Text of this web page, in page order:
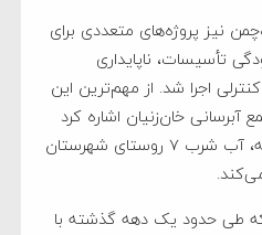
نیز پروژه‌های متعددی برای
تأسیسات، ناپایداری
اجرا شد. از مهم‌ترین این
آبرسانی خان‌زنیان اشاره کرد
که علاوه بر ۱۷ روستای منطقه، آب شرب ۷ روستای شهرستان
طی حدود یک دهه گذشته با